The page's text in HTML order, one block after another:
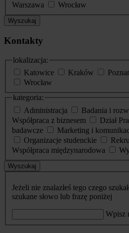
Warszawa
Wrocław
Wyszukaj
Kontakty
lokalizacja:
Katowice
Kraków
Wrocław
kategoria:
Administracja
Badania i
Współpraca z biznesem
Dział
badawcze
Marketing i
Organizacje studenckie
Współpraca międzynarodowa
Wyszukaj
Jeżeli nie znalazłeś tego czego
szukane słowo lub frazę poniżej
Wpisz